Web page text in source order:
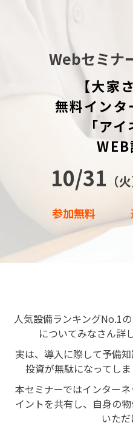
Webセミナ
【大家
無料インタ
「ア
10/31 （
参加無料
人気設備ランキングNo.1
についてみなさん詳
実は、導入に際して予備
投資が無駄になってしま
本セミナーではインター
イントを共有し、自身の
いた